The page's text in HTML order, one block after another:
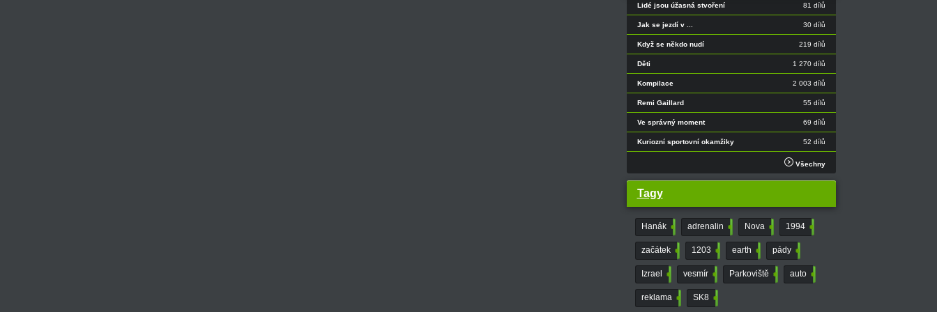
Lidé jsou úžasná stvoření 81 dílů
Jak se jezdí v ... 30 dílů
Když se někdo nudí 219 dílů
Děti 1 270 dílů
Kompilace 2 003 dílů
Remi Gaillard 55 dílů
Ve správný moment 69 dílů
Kuriozní sportovní okamžiky 52 dílů
Všechny
Tagy
Hanák adrenalin Nova 1994
začátek 1203 earth pády
Izrael vesmír Parkoviště auto
reklama SK8